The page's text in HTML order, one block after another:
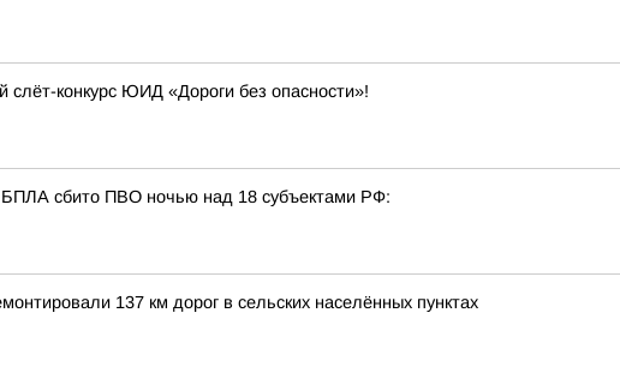
слёт-конкурс ЮИД «Дороги без опасности»!
БПЛА сбито ПВО ночью над 18 субъектами РФ:
137 км дорог в сельских населённых пунктах